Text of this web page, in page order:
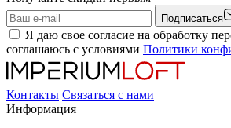
Подписаться
Я даю свое согласие на обработку
соглашаюсь с условиями Политики
Контакты Связаться с нами
Информация